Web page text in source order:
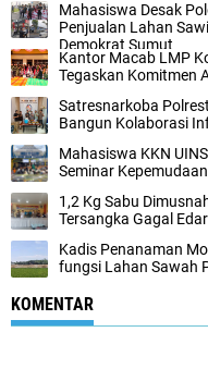
Mahasiswa Desak
Penjualan Lahan
Demokrat Sumut
Kantor Macab LMP
Tegaskan Komitmen
Satresnarkoba
Bangun Kolaborasi
Mahasiswa KKN
Seminar
1,2 Kg Sabu
Tersangka Gagal
Kadis Penanaman
fungsi Lahan Sawah
KOMENTAR